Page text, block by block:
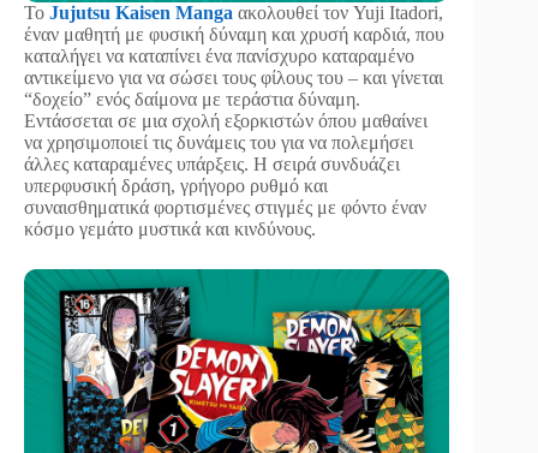
Το Jujutsu Kaisen Manga ακολουθεί τον Yuji Itadori,
έναν μαθητή με φυσική δύναμη και χρυσή καρδιά, που
καταλήγει να καταπίνει ένα πανίσχυρο καταραμένο
αντικείμενο για να σώσει τους φίλους του – και γίνεται
“δοχείο” ενός δαίμονα με τεράστια δύναμη.
Εντάσσεται σε μια σχολή εξορκιστών όπου μαθαίνει
να χρησιμοποιεί τις δυνάμεις του για να πολεμήσει
άλλες καταραμένες υπάρξεις. Η σειρά συνδυάζει
υπερφυσική δράση, γρήγορο ρυθμό και
συναισθηματικά φορτισμένες στιγμές με φόντο έναν
κόσμο γεμάτο μυστικά και κινδύνους.